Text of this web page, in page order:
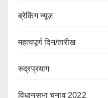
ब्रेकिंग न्यूज़
महत्वपूर्ण दिन/तारीख
रुद्रप्रयाग
विधानसभा चुनाव 2022